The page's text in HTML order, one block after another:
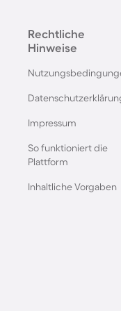
Meerblick in Duhnen
Ferienwohnungen
Meerblick in
Ferienwohnungen
Meerblick in
Rechtliche
Hinweise
Impressum
So funktioniert die
Plattform
Inhaltliche Vorgaben